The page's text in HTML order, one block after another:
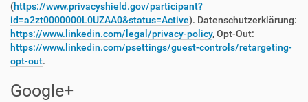
(https://www.privacyshield.gov/participant?
id=a2zt0000000L0UZAA0&status=Active). Datenschutzerklärung:
https://www.linkedin.com/legal/privacy-policy, Opt-Out:
https://www.linkedin.com/psettings/guest-controls/retargeting-
opt-out.
Google+